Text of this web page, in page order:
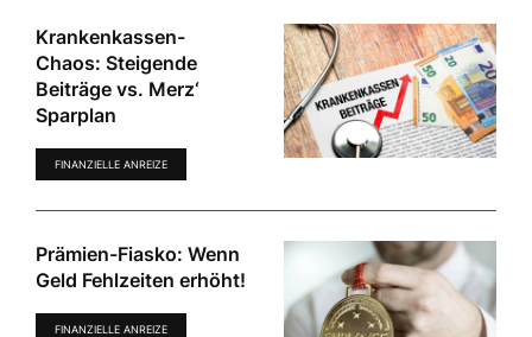
Krankenkassen-
Chaos: Steigende
Beiträge vs. Merz‘
Sparplan
FINANZIELLE ANREIZE
Prämien-Fiasko: Wenn
Geld Fehlzeiten erhöht!
FINANZIELLE ANREIZE